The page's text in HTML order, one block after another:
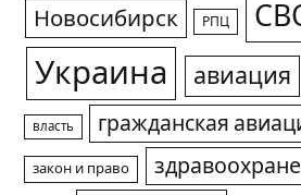
Новосибирск РПЦ
Украина авиация
власть гражданская
закон и право